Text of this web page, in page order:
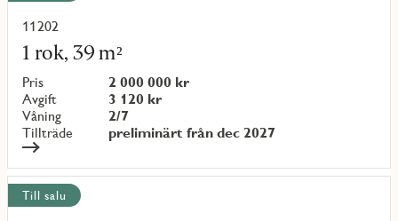
11202
1 rok, 39 m²
Pris
2 000 000 kr
Avgift
3 120 kr
Våning
2/7
Tillträde
preliminärt från dec 2027
Läs
mer
om
objekt
{objectNumber}
Till salu